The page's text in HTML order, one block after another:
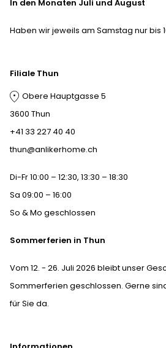
In den Monaten Juli und August
Haben wir jeweils am Samstag nur bis
Filiale Thun
Obere Hauptgasse 5
3600 Thun
+41 33 227 40 40
thun@anlikerhome.ch
Di-Fr 10:00 – 12:30, 13:30 – 18:30
Sa 09:00 – 16:00
So & Mo geschlossen
Sommerferien in Thun
Vom 12. - 26. Juli 2026 bleibt unser
Sommerferien geschlossen. Gerne
für Sie da.